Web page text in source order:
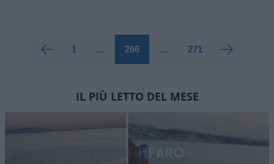
1 … 266 … 271
IL PIÙ LETTO DEL MESE